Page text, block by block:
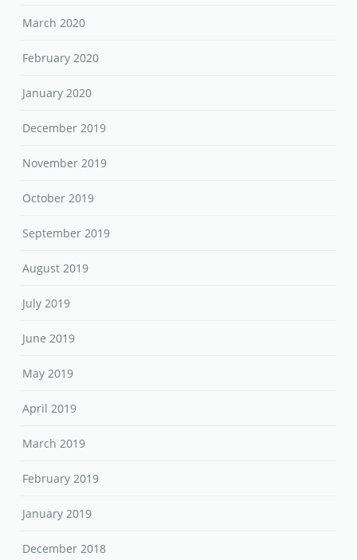
March 2020
February 2020
January 2020
December 2019
November 2019
October 2019
September 2019
August 2019
July 2019
June 2019
May 2019
April 2019
March 2019
February 2019
January 2019
December 2018